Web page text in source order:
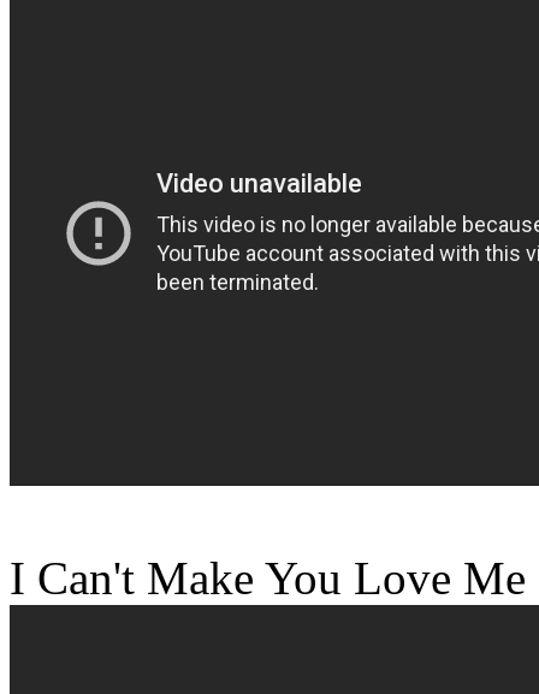
I Can't Make You Love